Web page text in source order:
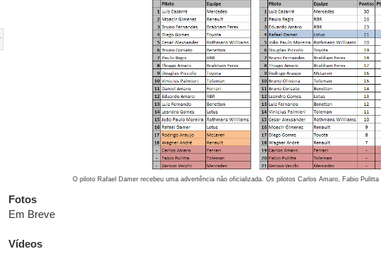
O piloto Rafael Damer recebeu uma advertência não oficializada. Os pilotos Carlos Amaro, Fabio
Fotos
Em Breve
Vídeos